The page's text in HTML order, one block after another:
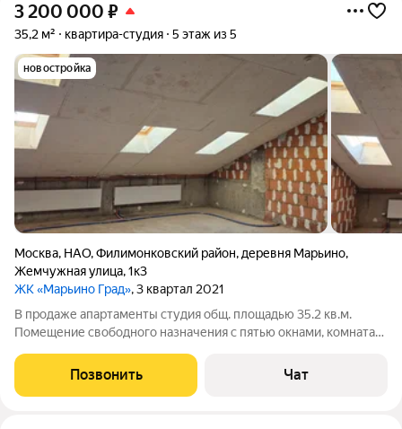
3 200 000 ₽
35,2 м² квартира-студия 5 этаж из 5
новостройка
Москва, НАО,Филимонковский район, деревня Марьино,
Жемчужная улица,1к3
ЖК «Марьино Град», 3 квартал 2021
В продаже апартаменты студия общ. площадью 35.2 кв.м.
Помещение свободного назначения с пятью окнами, комната
При входе высокая стенка 3.1м и более низкая дальняя стенка
1.1м. Состояние
Позвонить Чат